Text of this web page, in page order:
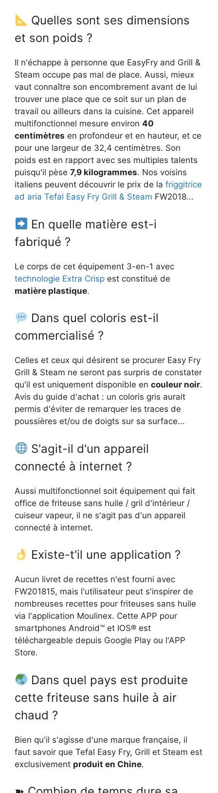
Quelles sont ses dimensions
et son poids ?
Il n'échappe à personne que EasyFry and Grill &
Steam occupe pas mal de place. Aussi, mieux
vaut connaître son encombrement avant de lui
trouver une place que ce soit sur un plan de
travail ou ailleurs dans la cuisine. Cet appareil
multifonctionnel mesure environ 40
centimètres en profondeur et en hauteur, et ce
pour une largeur de 32,4 centimètres. Son
poids est en rapport avec ses multiples talents
puisqu'il pèse 7,9 kilogrammes. Nos voisins
italiens peuvent découvrir le prix de la friggitrice
ad aria Tefal Easy Fry Grill & Steam FW2018...
En quelle matière est-i
fabriqué ?
Le corps de cet équipement 3-en-1 avec
technologie Extra Crisp est constitué de
matière plastique.
Dans quel coloris est-il
commercialisé ?
Celles et ceux qui désirent se procurer Easy Fry
Grill & Steam ne seront pas surpris de constater
qu'il est uniquement disponible en couleur noir.
Avis du guide d'achat : un coloris gris aurait
permis d'éviter de remarquer les traces de
poussières et/ou de doigts sur sa surface...
S'agit-il d'un appareil
connecté à internet ?
Aussi multifonctionnel soit équipement qui fait
office de friteuse sans huile / gril d'intérieur /
cuiseur vapeur, il ne s'agit pas d'un appareil
connecté à internet.
Existe-t'il une application ?
Aucun livret de recettes n'est fourni avec
FW201815, mais l'utilisateur peut s'inspirer de
nombreuses recettes pour friteuses sans huile
via l'application Moulinex. Cette APP pour
smartphones Android™ et IOS® est
téléchargeable depuis Google Play ou l'APP
Store.
Dans quel pays est produite
cette friteuse sans huile à air
chaud ?
Bien qu'il s'agisse d'une marque française, il
faut savoir que Tefal Easy Fry, Grill et Steam est
exclusivement produit en Chine.